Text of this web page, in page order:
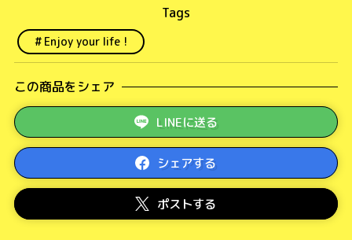
Enjoy your life !
この商品をシェア
LINEに送る
シェアする
ポストする